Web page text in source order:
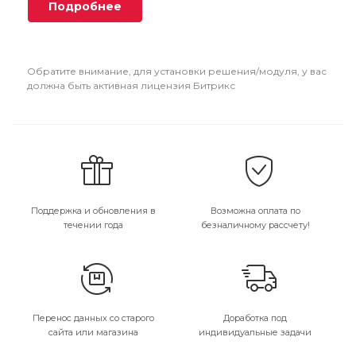
Подробнее
Обратите внимание, для установки решения/модуля, у вас
должна быть активная лицензия Битрикс
Поддержка и обновления в
течении года
Возможна оплата по
безналичному рассчету!
Перенос данных со старого
сайта или магазина
Доработка под
индивидуальные задачи